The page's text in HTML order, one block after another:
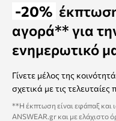
-20%
αγορά** για
ενημερωτικό
Γίνετε μέλος της
σχετικά με τις
**Η έκπτωση είναι εφάπαξ και
ANSWEAR.gr και με ελάχιστο